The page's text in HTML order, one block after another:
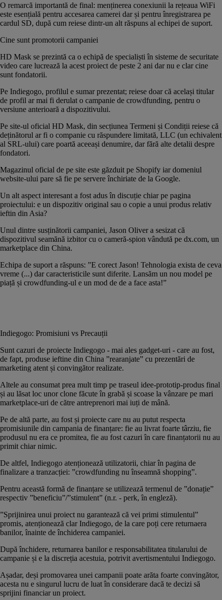
O remarcă importantă de final: menținerea conexiunii la rețeaua WiFi
este esențială pentru accesarea camerei dar și pentru înregistrarea pe
cardul SD, după cum reiese dintr-un alt răspuns al echipei de suport.
Cine sunt promotorii campaniei
HD Mask se prezintă ca o echipă de specialiști în sisteme de securitate
video care lucrează la acest proiect de peste 2 ani dar nu e clar cine
sunt fondatorii.
Pe Indiegogo, profilul e sumar prezentat; reiese doar că același titular
de profil ar mai fi derulat o campanie de crowdfunding, pentru o
versiune anterioară a dispozitivului.
Pe site-ul oficial HD Mask, din secțiunea Termeni și Condiții reiese că
deținătorul ar fi o companie cu răspundere limitată, LLC (un echivalent
al SRL-ului) care poartă aceeași denumire, dar fără alte detalii despre
fondatori.
Magazinul oficial de pe site este găzduit pe Shopify iar domeniul
website-ului pare să fie pe servere închiriate de la Google.
Un alt aspect interesant a fost adus în discuție chiar pe pagina
proiectului: e un dispozitiv original sau o copie a unui produs relativ
ieftin din Asia?
Unul dintre susținătorii campaniei, Jason Oliver a sesizat că
dispozitivul seamănă izbitor cu o cameră-spion vândută pe dx.com, un
marketplace din China.
Echipa de suport a răspuns: ”E corect Jason! Tehnologia exista de ceva
vreme (...) dar caracteristicile sunt diferite. Lansăm un nou model pe
piață și crowdfunding-ul e un mod de de a face asta!”
Indiegogo: Promisiuni vs Precauții
Sunt cazuri de proiecte Indiegogo - mai ales gadget-uri - care au fost,
de fapt, produse ieftine din China ”rearanjate” cu prezentări de
marketing atent și convingător realizate.
Altele au consumat prea mult timp pe traseul idee-prototip-produs final
și au lăsat loc unor clone făcute în grabă și scoase la vânzare pe mari
marketplace-uri de către antreprenori mai iuți de mână.
Pe de altă parte, au fost și proiecte care nu au putut respecta
promisiunile din campania de finanțare: fie au livrat foarte târziu, fie
produsul nu era ce promitea, fie au fost cazuri în care finanțatorii nu au
primit chiar nimic.
De altfel, Indiegogo atenționează utilizatorii, chiar în pagina de
finalizare a tranzacției: ”crowdfunding nu înseamnă shopping”.
Pentru această formă de finanțare se utilizează termenul de ”donație”
respectiv ”beneficiu”/”stimulent” (n.r. - perk, în engleză).
”Sprijinirea unui proiect nu garantează că vei primi stimulentul”
promis, atenționează clar Indiegogo, de la care poți cere returnaera
banilor, înainte de închiderea campaniei.
După închidere, returnarea banilor e responsabilitatea titularului de
campanie și e la discreția acestuia, potrivit avertismentului Indiegogo.
Așadar, deși promovarea unei campanii poate arăta foarte convingător,
acesta nu e singurul lucru de luat în considerare dacă te decizi să
sprijini financiar un proiect.